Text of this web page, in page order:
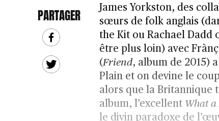
PARTAGER
James Yorkston, des
sœurs de folk anglais
the Kit ou Rachael Dadd
être plus loin) avec
(Friend, album de 2015)
Plain et on devine le
alors que la Britannique
album, l’excellent What a
le divin paradoxe de